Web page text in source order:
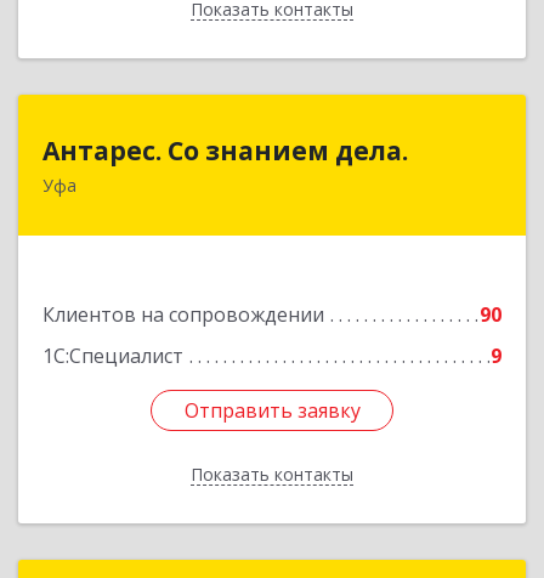
Показать контакты
Назад
Антарес. Со знанием дела.
Уфа
Клиентов на сопровождении
90
1С:Специалист
9
Отправить заявку
Показать контакты
Отправить заявку
Назад